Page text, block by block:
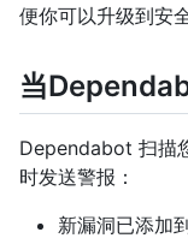
便你可以升级到安
当
Dependabot 扫描
时发送警报：
新漏洞已添加